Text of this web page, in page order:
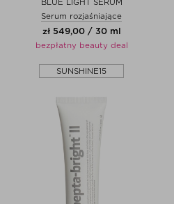
BLUE LIGHT SERUM
Serum rozjaśniające
zł 549,00 / 30 ml
bezpłatny beauty deal
SUNSHINE15